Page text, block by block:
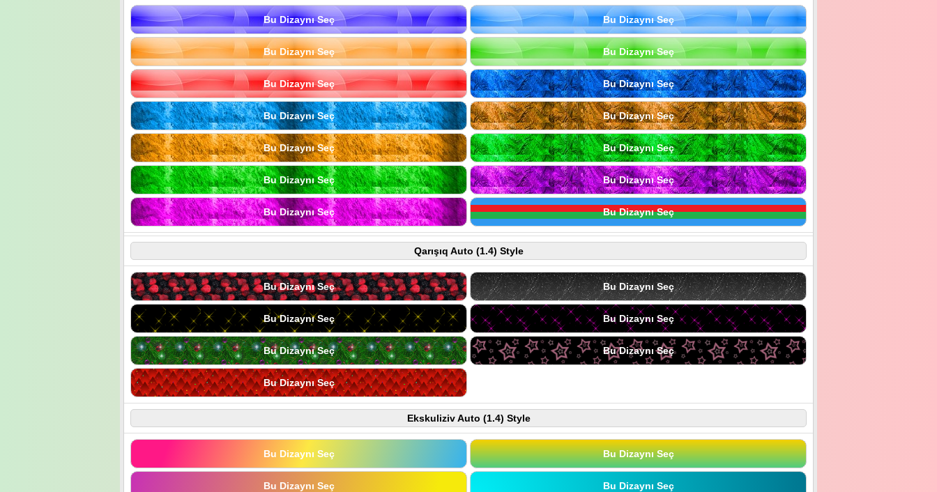
Bu Dizaynı Seç Bu Dizaynı Seç
Bu Dizaynı Seç Bu Dizaynı Seç
Bu Dizaynı Seç Bu Dizaynı Seç
Bu Dizaynı Seç Bu Dizaynı Seç
Bu Dizaynı Seç Bu Dizaynı Seç
Bu Dizaynı Seç Bu Dizaynı Seç
Bu Dizaynı Seç Bu Dizaynı Seç
Qarışıq Auto (1.4) Style
Bu Dizaynı Seç Bu Dizaynı Seç
Bu Dizaynı Seç Bu Dizaynı Seç
Bu Dizaynı Seç Bu Dizaynı Seç
Bu Dizaynı Seç
Ekskuliziv Auto (1.4) Style
Bu Dizaynı Seç Bu Dizaynı Seç
Bu Dizaynı Seç Bu Dizaynı Seç